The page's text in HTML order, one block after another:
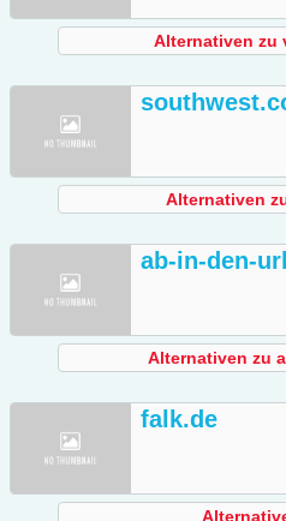
Alternativen zu
Alternativen
ab-in-den-
Alternativen zu
falk.de